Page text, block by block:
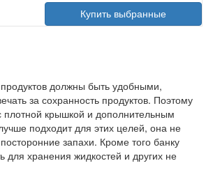
Купить выбранные
должны быть удобными,
за сохранность продуктов. Поэтому
плотной крышкой и дополнительным
подходит для этих целей, она не
запахи. Кроме того банку
для хранения жидкостей и других не